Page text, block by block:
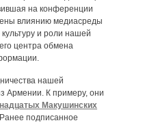
на конференции
влиянию медиасреды
и роли нашей
центра обмена
нашей
Армении. К примеру, они
Макушинских
подписанное